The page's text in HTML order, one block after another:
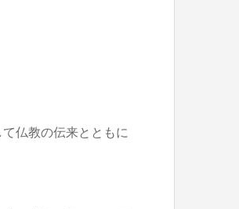
仏教の伝来とともに